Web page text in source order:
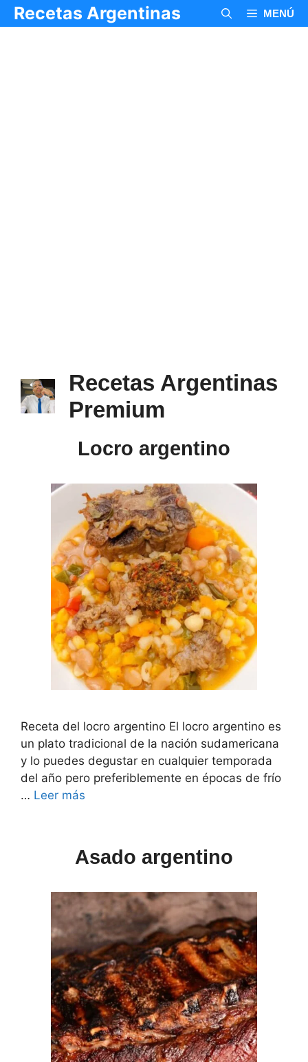
Saltar
al
Recetas Argentinas MENÚ
Recetas Argentinas
Premium
Locro argentino
Receta del locro argentino El locro argentino es
un plato tradicional de la nación sudamericana
y lo puedes degustar en cualquier temporada
del año pero preferiblemente en épocas de frío
… Leer más
Asado argentino